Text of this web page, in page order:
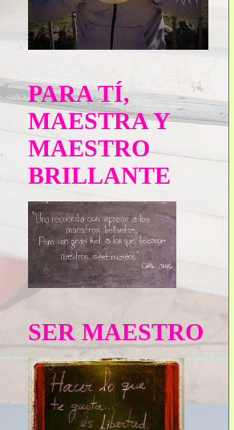
PARA TÍ,
MAESTRA Y
MAESTRO
BRILLANTE
SER MAESTRO